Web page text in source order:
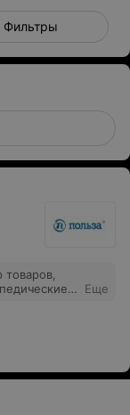
Фильтры
Еще